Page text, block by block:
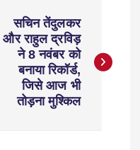
सचिन तेंदुलकर
और राहुल द्रविड़
ने 8 नवंबर को
बनाया रिकॉर्ड,
जिसे आज भी
तोड़ना मुश्किल